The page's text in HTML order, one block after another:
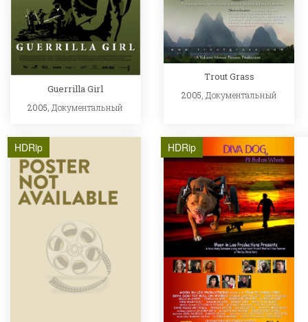
Guerrilla Girl
2005, Документальный
Trout Grass
2005, Документальный
HDRip HDRip